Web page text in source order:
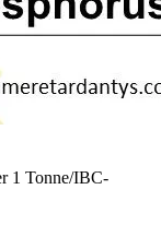
1 Tonne/IBC-